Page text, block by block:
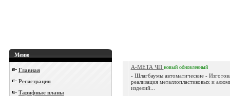
Меню
Главная
Регистрация
Тарифные планы
А-МЕТА ЧП новый обновленный
- Шлагбаумы автоматические -
реализация металлопластиковых и
изделий...